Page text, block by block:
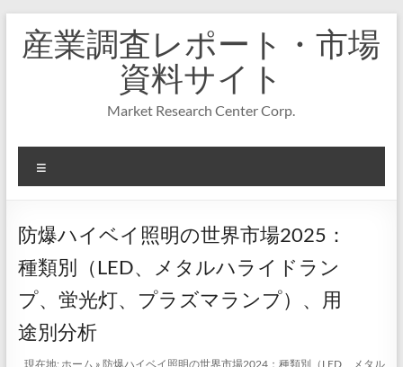
キ
プ
産業調査レポート・市場
資料サイト
Market Research Center Corp.
ニ
ー
防爆ハイベイ照明の世界市場2025：
種類別（LED、メタルハライドラン
プ、蛍光灯、プラズマランプ）、用
途別分析
現在地:ホーム »防爆ハイベイ照明の世界市場2024：種類別（LED、メタル